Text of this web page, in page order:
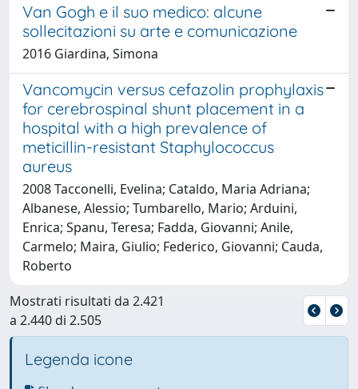
Van Gogh e il suo medico: alcune
sollecitazioni su arte e comunicazione
2016 Giardina, Simona
Vancomycin versus cefazolin prophylaxis
for cerebrospinal shunt placement in a
hospital with a high prevalence of
meticillin-resistant Staphylococcus
aureus
2008 Tacconelli, Evelina; Cataldo, Maria Adriana;
Albanese, Alessio; Tumbarello, Mario; Arduini,
Enrica; Spanu, Teresa; Fadda, Giovanni; Anile,
Carmelo; Maira, Giulio; Federico, Giovanni; Cauda,
Roberto
Mostrati risultati da 2.421
a 2.440 di 2.505
Legenda icone